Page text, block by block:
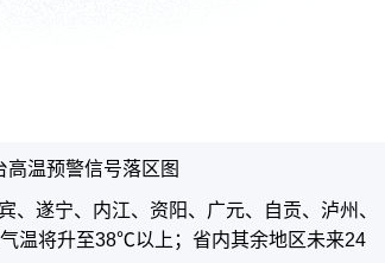
高温预警信号落区图
、遂宁、内江、资阳、广元、自贡、泸州、
温将升至38℃以上；省内其余地区未来24